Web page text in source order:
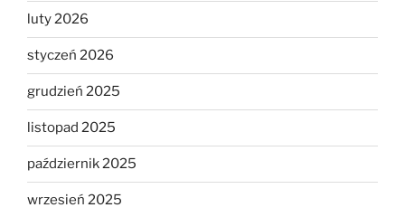
luty 2026
styczeń 2026
grudzień 2025
listopad 2025
październik 2025
wrzesień 2025